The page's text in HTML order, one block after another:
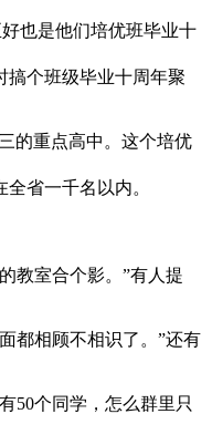
也是他们培优班毕业十
搞个班级毕业十周年聚
的重点高中。这个培优
省一千名以内。
教室合个影。”有人提
都相顾不相识了。”还有
50个同学，怎么群里只